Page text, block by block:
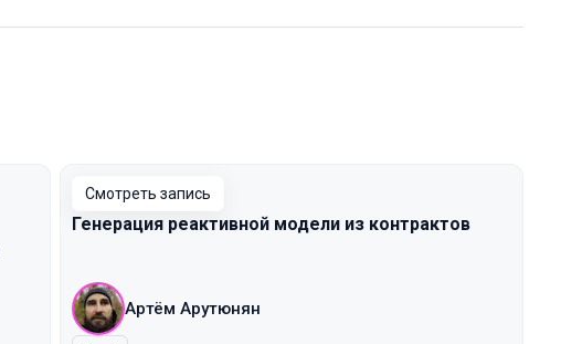
Смотреть запись
Генерация реактивной модели из контрактов
Артём Арутюнян